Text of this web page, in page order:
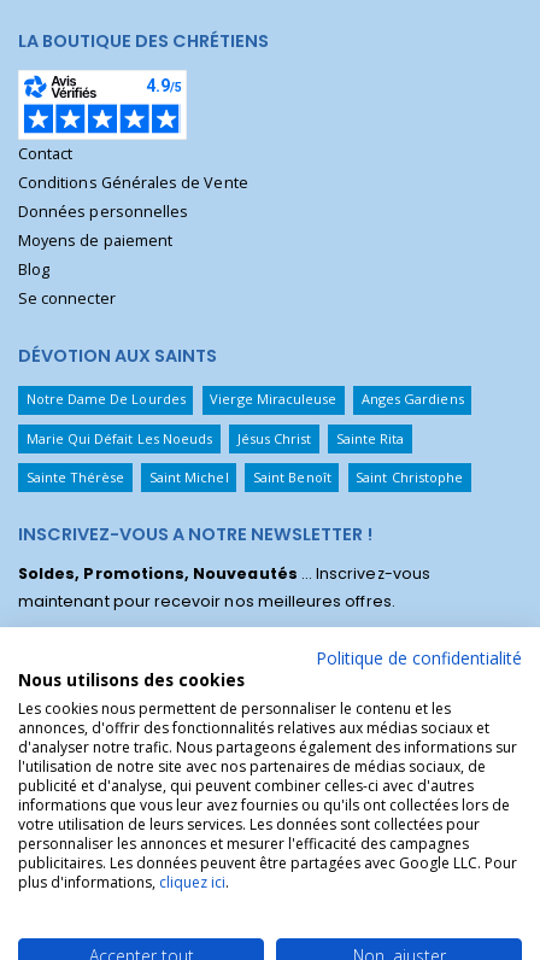
LA BOUTIQUE DES CHRÉTIENS
Contact
Conditions Générales de Vente
Données personnelles
Moyens de paiement
Blog
Se connecter
DÉVOTION AUX SAINTS
Notre Dame De Lourdes Vierge Miraculeuse Anges Gardiens
Marie Qui Défait Les Noeuds Jésus Christ Sainte Rita
Sainte Thérèse Saint Michel Saint Benoît Saint Christophe
INSCRIVEZ-VOUS A NOTRE NEWSLETTER !
Soldes, Promotions, Nouveautés ... Inscrivez-vous
maintenant pour recevoir nos meilleures offres.
La Boutique des Chrétiens © | La boutique religieuse chrétienne de
référence !.
Politique de confidentialité
Nous utilisons des cookies
Les cookies nous permettent de personnaliser le contenu et les
annonces, d'offrir des fonctionnalités relatives aux médias sociaux et
d'analyser notre trafic. Nous partageons également des informations sur
l'utilisation de notre site avec nos partenaires de médias sociaux, de
publicité et d'analyse, qui peuvent combiner celles-ci avec d'autres
informations que vous leur avez fournies ou qu'ils ont collectées lors de
votre utilisation de leurs services. Les données sont collectées pour
personnaliser les annonces et mesurer l'efficacité des campagnes
publicitaires. Les données peuvent être partagées avec Google LLC. Pour
plus d'informations, cliquez ici.